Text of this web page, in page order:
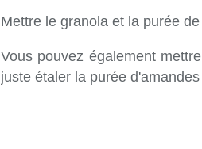
Mettre le granola et la purée
Vous pouvez également
juste étaler la purée